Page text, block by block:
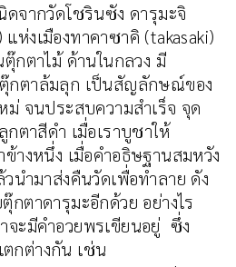
จากวัดโชรินซัง ดารุมะจิ
ห่งเมืองทาคาซาคิ (takasaki)
กตาไม้ ด้านในกลวง มี
กตาล้มลุก เป็นสัญลักษณ์ของ
ม่ จนประสบความสำเร็จ จุด
ตาสีดำ เมื่อเราบูชาให้
างหนึ่ง เมื่อคำอธิษฐานสมหวัง
นำมาส่งคืนวัดเพื่อทำลาย ดัง
กตาดารุมะอีกด้วย อย่างไร
ะมีคำอวยพรเขียนอยู่ ซึ่ง
กต่างกัน เช่น